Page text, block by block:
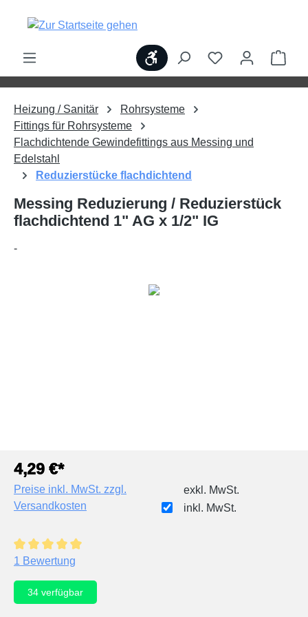
springen
Werkzeugleiste anzeigen
Heizung / Sanitär
Rohrsysteme
Fittings für Rohrsysteme
Flachdichtende Gewindefittings aus Messing und
Edelstahl
Reduzierstücke flachdichtend
Messing Reduzierung / Reduzierstück
flachdichtend 1" AG x 1/2" IG
-
4,29 €*
Preise inkl. MwSt. zzgl.
Versandkosten
exkl. MwSt.
inkl. MwSt.
Durchschnittliche Bewertung von 5 von 5 Sternen
1 Bewertung
34 verfügbar